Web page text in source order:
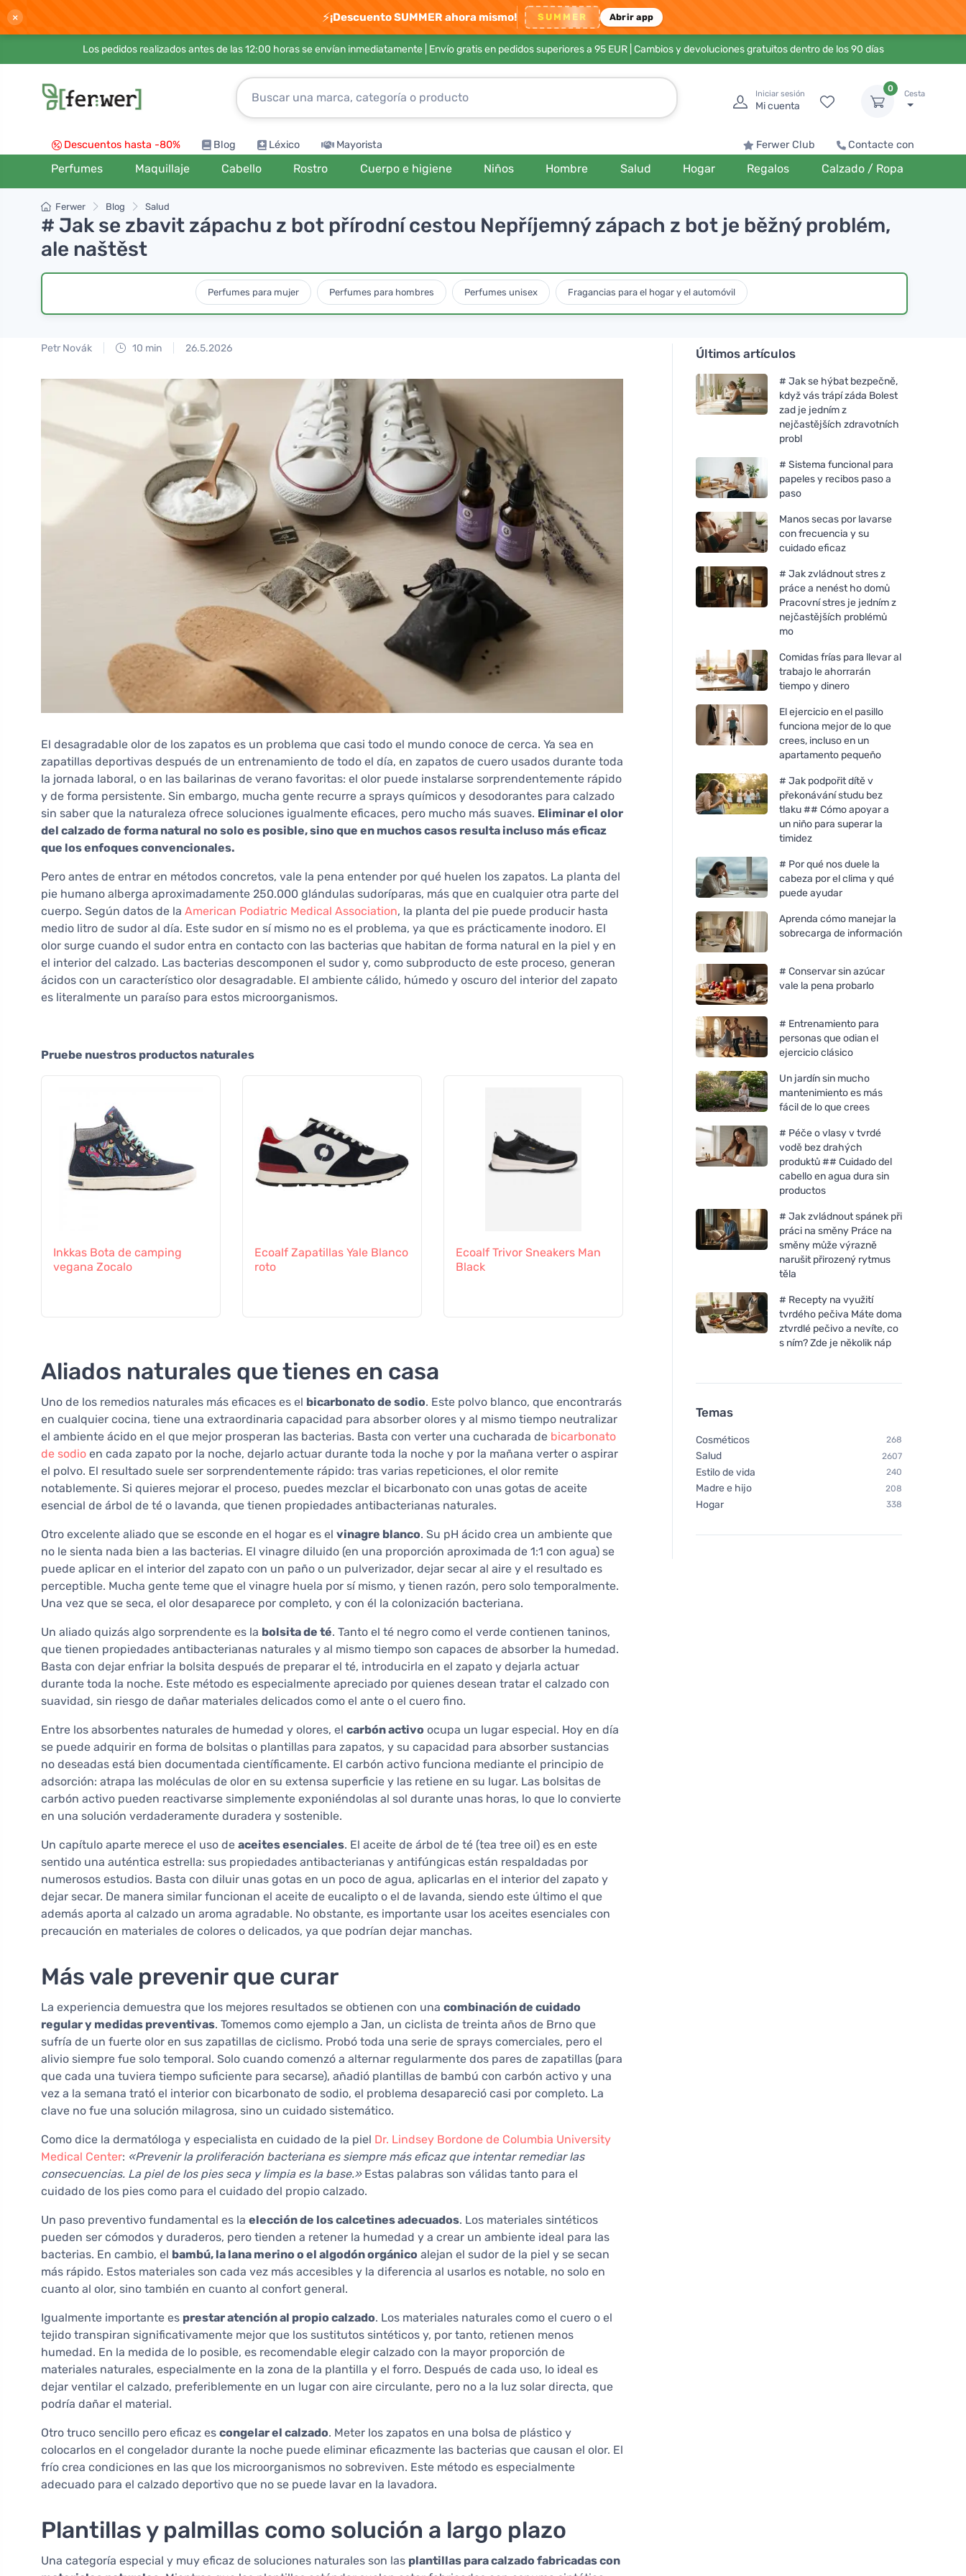
× ⚡¡Descuento SUMMER ahora mismo! SUMMER Abrir app
Los pedidos realizados antes de las 12:00 horas se envían inmediatamente | Envío gratis en pedidos superiores a 95 EUR| Cambios y devoluciones gratuitos dentro de los 90 días
Iniciar sesión
Mi cuenta
0
Cesta
Descuentos hasta -80% Blog Léxico Mayorista Ferwer Club Contacte con
Perfumes Maquillaje Cabello Rostro Cuerpo e higiene Niños Hombre Salud Hogar Regalos Calzado / Ropa
Ferwer Blog Salud
# Jak se zbavit zápachu z bot přírodní cestou Nepříjemný zápach z bot je běžný problém,
ale naštěst
Perfumes para mujer Perfumes para hombres Perfumes unisex Fragancias para el hogar y el automóvil
Petr Novák 10 min 26.5.2026
El desagradable olor de los zapatos es un problema que casi todo el mundo conoce de cerca. Ya sea en
zapatillas deportivas después de un entrenamiento de todo el día, en zapatos de cuero usados durante toda
la jornada laboral, o en las bailarinas de verano favoritas: el olor puede instalarse sorprendentemente rápido
y de forma persistente. Sin embargo, mucha gente recurre a sprays químicos y desodorantes para calzado
sin saber que la naturaleza ofrece soluciones igualmente eficaces, pero mucho más suaves. Eliminar el olor
del calzado de forma natural no solo es posible, sino que en muchos casos resulta incluso más eficaz
que los enfoques convencionales.
Pero antes de entrar en métodos concretos, vale la pena entender por qué huelen los zapatos. La planta del
pie humano alberga aproximadamente 250.000 glándulas sudoríparas, más que en cualquier otra parte del
cuerpo. Según datos de la American Podiatric Medical Association, la planta del pie puede producir hasta
medio litro de sudor al día. Este sudor en sí mismo no es el problema, ya que es prácticamente inodoro. El
olor surge cuando el sudor entra en contacto con las bacterias que habitan de forma natural en la piel y en
el interior del calzado. Las bacterias descomponen el sudor y, como subproducto de este proceso, generan
ácidos con un característico olor desagradable. El ambiente cálido, húmedo y oscuro del interior del zapato
es literalmente un paraíso para estos microorganismos.
Pruebe nuestros productos naturales
Inkkas Bota de camping
vegana Zocalo
Ecoalf Zapatillas Yale Blanco
roto
Ecoalf Trivor Sneakers Man
Black
Perky Marino
Aliados naturales que tienes en casa
Uno de los remedios naturales más eficaces es el bicarbonato de sodio. Este polvo blanco, que encontrarás
en cualquier cocina, tiene una extraordinaria capacidad para absorber olores y al mismo tiempo neutralizar
el ambiente ácido en el que mejor prosperan las bacterias. Basta con verter una cucharada de bicarbonato
de sodio en cada zapato por la noche, dejarlo actuar durante toda la noche y por la mañana verter o aspirar
el polvo. El resultado suele ser sorprendentemente rápido: tras varias repeticiones, el olor remite
notablemente. Si quieres mejorar el proceso, puedes mezclar el bicarbonato con unas gotas de aceite
esencial de árbol de té o lavanda, que tienen propiedades antibacterianas naturales.
Otro excelente aliado que se esconde en el hogar es el vinagre blanco. Su pH ácido crea un ambiente que
no le sienta nada bien a las bacterias. El vinagre diluido (en una proporción aproximada de 1:1 con agua) se
puede aplicar en el interior del zapato con un paño o un pulverizador, dejar secar al aire y el resultado es
perceptible. Mucha gente teme que el vinagre huela por sí mismo, y tienen razón, pero solo temporalmente.
Una vez que se seca, el olor desaparece por completo, y con él la colonización bacteriana.
Un aliado quizás algo sorprendente es la bolsita de té. Tanto el té negro como el verde contienen taninos,
que tienen propiedades antibacterianas naturales y al mismo tiempo son capaces de absorber la humedad.
Basta con dejar enfriar la bolsita después de preparar el té, introducirla en el zapato y dejarla actuar
durante toda la noche. Este método es especialmente apreciado por quienes desean tratar el calzado con
suavidad, sin riesgo de dañar materiales delicados como el ante o el cuero fino.
Entre los absorbentes naturales de humedad y olores, el carbón activo ocupa un lugar especial. Hoy en día
se puede adquirir en forma de bolsitas o plantillas para zapatos, y su capacidad para absorber sustancias
no deseadas está bien documentada científicamente. El carbón activo funciona mediante el principio de
adsorción: atrapa las moléculas de olor en su extensa superficie y las retiene en su lugar. Las bolsitas de
carbón activo pueden reactivarse simplemente exponiéndolas al sol durante unas horas, lo que lo convierte
en una solución verdaderamente duradera y sostenible.
Un capítulo aparte merece el uso de aceites esenciales. El aceite de árbol de té (tea tree oil) es en este
sentido una auténtica estrella: sus propiedades antibacterianas y antifúngicas están respaldadas por
numerosos estudios. Basta con diluir unas gotas en un poco de agua, aplicarlas en el interior del zapato y
dejar secar. De manera similar funcionan el aceite de eucalipto o el de lavanda, siendo este último el que
además aporta al calzado un aroma agradable. No obstante, es importante usar los aceites esenciales con
precaución en materiales de colores o delicados, ya que podrían dejar manchas.
Más vale prevenir que curar
La experiencia demuestra que los mejores resultados se obtienen con una combinación de cuidado
regular y medidas preventivas. Tomemos como ejemplo a Jan, un ciclista de treinta años de Brno que
sufría de un fuerte olor en sus zapatillas de ciclismo. Probó toda una serie de sprays comerciales, pero el
alivio siempre fue solo temporal. Solo cuando comenzó a alternar regularmente dos pares de zapatillas (para
que cada una tuviera tiempo suficiente para secarse), añadió plantillas de bambú con carbón activo y una
vez a la semana trató el interior con bicarbonato de sodio, el problema desapareció casi por completo. La
clave no fue una solución milagrosa, sino un cuidado sistemático.
Como dice la dermatóloga y especialista en cuidado de la piel Dr. Lindsey Bordone de Columbia University
Medical Center: «Prevenir la proliferación bacteriana es siempre más eficaz que intentar remediar las
consecuencias. La piel de los pies seca y limpia es la base.»Estas palabras son válidas tanto para el
cuidado de los pies como para el cuidado del propio calzado.
Un paso preventivo fundamental es la elección de los calcetines adecuados. Los materiales sintéticos
pueden ser cómodos y duraderos, pero tienden a retener la humedad y a crear un ambiente ideal para las
bacterias. En cambio, el bambú, la lana merino o el algodón orgánico alejan el sudor de la piel y se secan
más rápido. Estos materiales son cada vez más accesibles y la diferencia al usarlos es notable, no solo en
cuanto al olor, sino también en cuanto al confort general.
Igualmente importante es prestar atención al propio calzado. Los materiales naturales como el cuero o el
tejido transpiran significativamente mejor que los sustitutos sintéticos y, por tanto, retienen menos
humedad. En la medida de lo posible, es recomendable elegir calzado con la mayor proporción de
materiales naturales, especialmente en la zona de la plantilla y el forro. Después de cada uso, lo ideal es
dejar ventilar el calzado, preferiblemente en un lugar con aire circulante, pero no a la luz solar directa, que
podría dañar el material.
Otro truco sencillo pero eficaz es congelar el calzado. Meter los zapatos en una bolsa de plástico y
colocarlos en el congelador durante la noche puede eliminar eficazmente las bacterias que causan el olor. El
frío crea condiciones en las que los microorganismos no sobreviven. Este método es especialmente
adecuado para el calzado deportivo que no se puede lavar en la lavadora.
Plantillas y palmillas como solución a largo plazo
Una categoría especial y muy eficaz de soluciones naturales son las plantillas para calzado fabricadas con
Últimos artículos
# Jak se hýbat bezpečně,
když vás trápí záda Bolest
zad je jedním z
nejčastějších zdravotních
probl
# Sistema funcional para
papeles y recibos paso a
paso
Manos secas por lavarse
con frecuencia y su
cuidado eficaz
# Jak zvládnout stres z
práce a nenést ho domů
Pracovní stres je jedním z
nejčastějších problémů
mo
Comidas frías para llevar al
trabajo le ahorrarán
tiempo y dinero
El ejercicio en el pasillo
funciona mejor de lo que
crees, incluso en un
apartamento pequeño
# Jak podpořit dítě v
překonávání studu bez
tlaku ## Cómo apoyar a
un niño para superar la
timidez
# Por qué nos duele la
cabeza por el clima y qué
puede ayudar
Aprenda cómo manejar la
sobrecarga de información
# Conservar sin azúcar
vale la pena probarlo
# Entrenamiento para
personas que odian el
ejercicio clásico
Un jardín sin mucho
mantenimiento es más
fácil de lo que crees
# Péče o vlasy v tvrdé
vodě bez drahých
produktů ## Cuidado del
cabello en agua dura sin
productos
# Jak zvládnout spánek při
práci na směny Práce na
směny může výrazně
narušit přirozený rytmus
těla
# Recepty na využití
tvrdého pečiva Máte doma
ztvrdlé pečivo a nevíte, co
s ním? Zde je několik náp
Temas
Cosméticos 268
Salud 2607
Estilo de vida 240
Madre e hijo 208
Hogar 338